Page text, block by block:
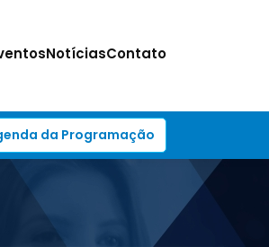
NotíciasContato
da Programação